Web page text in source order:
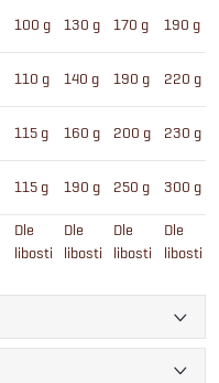
100 g 130 g 170 g 190 g
110 g 140 g 190 g 220 g
115 g 160 g 200 g 230 g
115 g 190 g 250 g 300 g
Dle
libosti
Dle
libosti
Dle
libosti
Dle
libosti